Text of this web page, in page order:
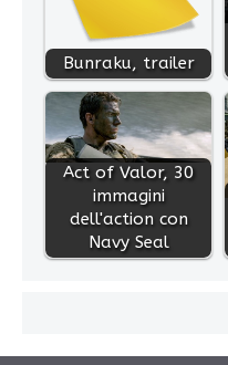
Bunraku, trailer
Act of Valor, 30
immagini
dell'action con
Navy Seal